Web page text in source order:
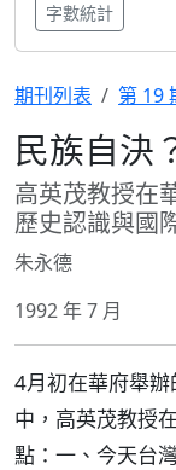
字數統計
期刊列表 第 19
民族自決
高英茂教授在
歷史認識與國
朱永德
1992 年 7 月
4月初在華府舉
中，高英茂教授
點：一、今天台